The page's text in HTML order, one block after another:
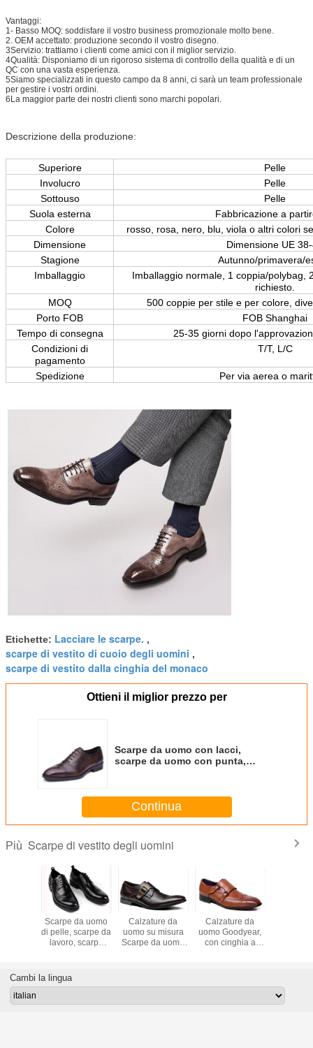
Vantaggi:
1- Basso MOQ: soddisfare il vostro business promozionale molto bene.
2. OEM accettato: produzione secondo il vostro disegno.
3Servizio: trattiamo i clienti come amici con il miglior servizio.
4Qualità: Disponiamo di un rigoroso sistema di controllo della qualità e di un
QC con una vasta esperienza.
5Siamo specializzati in questo campo da 8 anni, ci sarà un team professionale
per gestire i vostri ordini.
6La maggior parte dei nostri clienti sono marchi popolari.
Descrizione della produzione:
Superiore
Pelle
Involucro
Pelle
Sottouso
Pelle
Suola esterna
Fabbricazione a
Colore
rosso, rosa, nero, blu, viola o altri colori
Dimensione
Dimensione UE
Stagione
Autunno/primavera/
Imballaggio
Imballaggio normale, 1 coppia/polybag,
richiesto.
MOQ
500 coppie per stile e per colore,
Porto FOB
FOB Shanghai
Tempo di consegna
25-35 giorni dopo
Condizioni di
pagamento
T/T, L/C
Spedizione Per via aerea o
Etichette: Lacciare le scarpe. ,
scarpe di vestito di cuoio degli uomini ,
scarpe di vestito dalla cinghia del monaco
Ottieni il miglior prezzo per
Scarpe da uomo con lacci,
scarpe da uomo con punta,
Continua
Più Scarpe di vestito degli uomini
Scarpe da uomo
di pelle, scarpe da
lavoro, scarpe
Calzature da
uomo su misura
Scarpe da uomo
Calzature da
uomo Goodyear,
con cinghia a
Cambi la lingua